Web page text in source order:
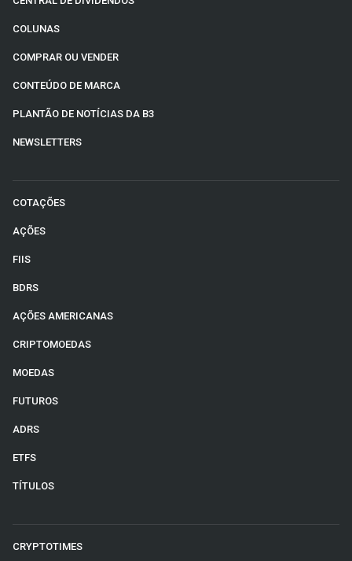
COLUNAS
COMPRAR OU VENDER
CONTEÚDO DE MARCA
PLANTÃO DE NOTÍCIAS DA B3
NEWSLETTERS
COTAÇÕES
AÇÕES
FIIS
BDRS
AÇÕES AMERICANAS
CRIPTOMOEDAS
MOEDAS
FUTUROS
ADRS
ETFS
TÍTULOS
CRYPTOTIMES